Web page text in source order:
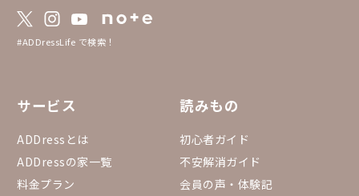
#ADDressLife で検索！
サービス
ADDressとは
ADDressの家一覧
料金プラン
読みもの
初心者ガイド
不安解消ガイド
会員の声・体験記